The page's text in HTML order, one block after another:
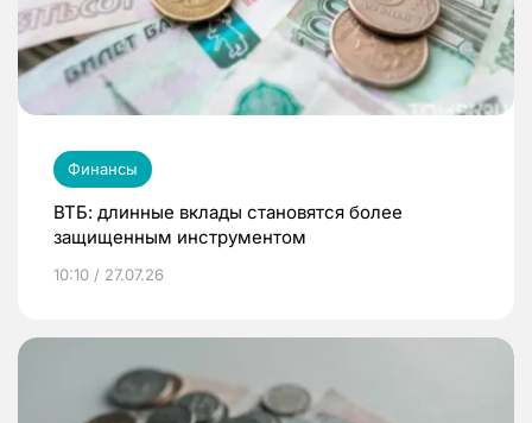
Финансы
ВТБ: длинные вклады становятся более
защищенным инструментом
10:10 / 27.07.26